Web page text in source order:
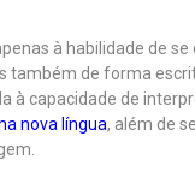
à habilidade de se
também de forma
à capacidade de
nova língua, além de